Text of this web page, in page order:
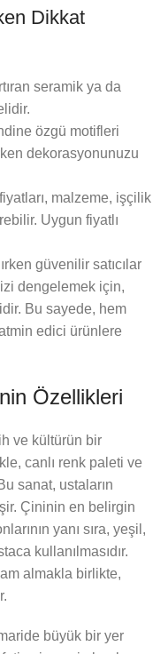
Dikkat
seramik ya da
özgü motifleri
dekorasyonunuzu
malzeme, işçilik
Uygun fiyatlı
güvenilir satıcılar
dengelemek için,
Bu sayede, hem
edici ürünlere
Özellikleri
ve kültürün bir
canlı renk paleti ve
sanat, ustaların
Çininin en belirgin
yanı sıra, yeşil,
kullanılmasıdır.
almakla birlikte,
büyük bir yer